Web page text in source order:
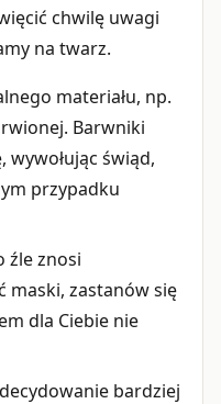
chwilę uwagi
na twarz.
materiału, np.
Barwniki
świąd,
przypadku
źle znosi
maski, zastanów się
dla Ciebie nie
bardziej